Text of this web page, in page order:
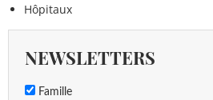
Hôpitaux
NEWSLETTERS
Famille